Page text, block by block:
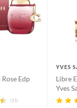
Edp
(21)
YVES
Libre
Yves